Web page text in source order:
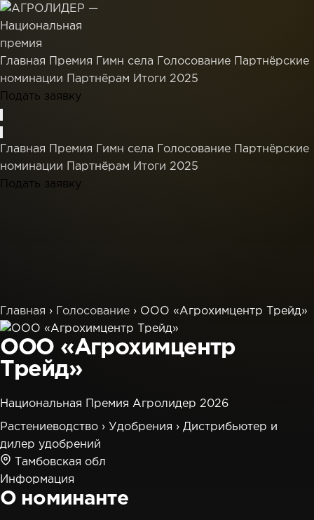
Главная Премия Гимн села Голосование
Партнёрские
номинации
Партнёрам Итоги 2025
Подать заявку
Главная Премия Гимн села Голосование
Партнёрские
номинации
Партнёрам Итоги 2025
Подать заявку
Главная › Голосование › ООО «Агрохимцентр Трейд»
ООО «Агрохимцентр
Трейд»
Национальная Премия Агролидер 2026
Растениеводство › Удобрения › Дистрибьютер и
дилер удобрений
Тамбовская обл
Информация
О номинанте